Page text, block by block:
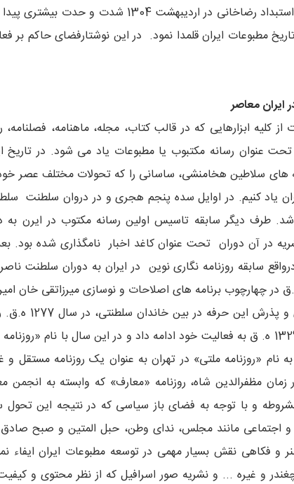
می داد و این روند با ظهور استبداد رضاخانی در
مطبوعات ایران قلمدا نمود. در این نوشتارفضای حاکم بر
ایران معاصر
از کلیه ابزارهایی که در قالب کتاب، مجله، ماهنامه،
عنوان رسانه مکتبوب یا مطبوعات یاد می شود. در تاریخ
سلاطین هخامنشی، ساسانی را که تحولات مختلف عصر خود
یاد کنیم. در اوایل سده پنجم هجری و در دروان سلطنت
شد. طرف دیگر سابقه تاسیس اولین رسانه مکتوب در ایرن به
در آن دوران تحت عنوان کاغد اخبار نامگذاری شده بود.
سابقه روزنامه نگاری نوین در ایران به دوران سلطنت
اتفاقیه در سال 1190 ه.ق در چهارچوب برنامه های اصلاحات و نوسازی
شدن فعالیت
یافت. این روزنامه تا سال 1329 ه. ق به فعالیت خود ادامه داد و در این سال
مظفرالدین شاه، روزنامه «معارف» که وابسته به انجمن
و با توجه به فضای باز سیاسی که در نتیجه این
اجتماعی مانند مجلس، ندای وطن، حبل المتین و صبح صادق
و فکاهی نقش بسیار مهمی در توسعه مطبوعات ایران ایفاء
و غیره ... و نشریه صور اسرافیل که از نظر محتوی و